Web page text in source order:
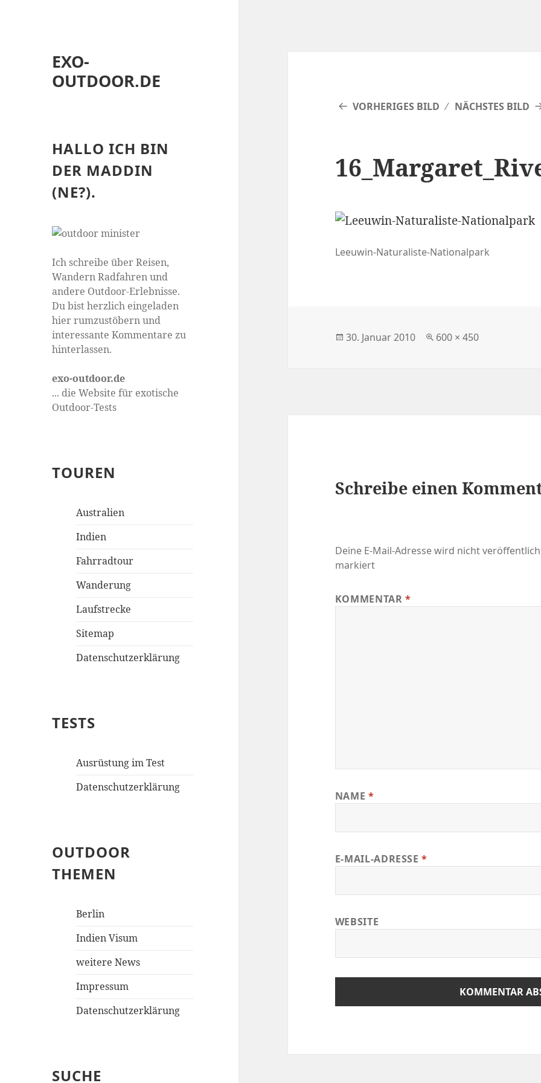
EXO-
OUTDOOR.DE
HALLO ICH BIN
DER MADDIN
(NE?).
Ich schreibe über Reisen,
Wandern Radfahren und
andere Outdoor-Erlebnisse.
Du bist herzlich eingeladen
hier rumzustöbern und
interessante Kommentare zu
hinterlassen.
exo-outdoor.de
... die Website für exotische
Outdoor-Tests
TOUREN
Australien
Indien
Fahrradtour
Wanderung
Laufstrecke
Sitemap
Datenschutzerklärung
TESTS
Ausrüstung im Test
Datenschutzerklärung
OUTDOOR
THEMEN
Berlin
Indien Visum
weitere News
Impressum
Datenschutzerklärung
SUCHE
VORHERIGES BILD NÄCHSTES BILD
Leeuwin-Naturaliste-Nationalpark
Veröffentlicht
30. Januar 2010
Volle
600 × 450
Schreibe einen
Deine E-Mail-Adresse wird nicht
markiert
KOMMENTAR*
NAME *
E-MAIL-ADRESSE*
WEBSITE